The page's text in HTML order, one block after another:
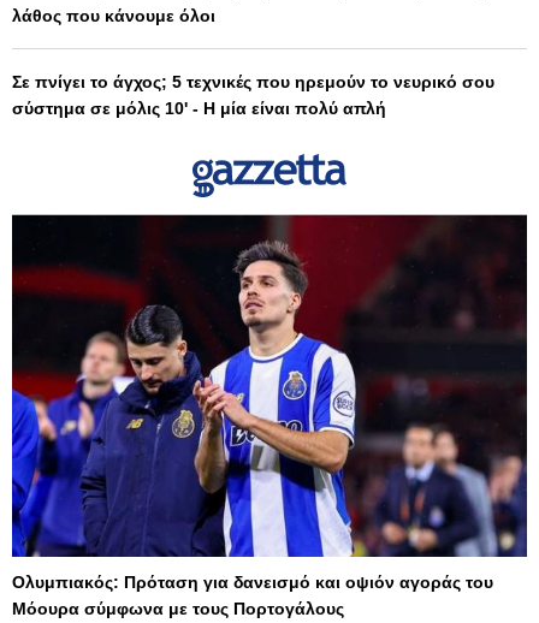
λάθος που κάνουμε όλοι
Σε πνίγει το άγχος; 5 τεχνικές που ηρεμούν το νευρικό σου
σύστημα σε μόλις 10' - Η μία είναι πολύ απλή
Ολυμπιακός: Πρόταση για δανεισμό και οψιόν αγοράς του
Μόουρα σύμφωνα με τους Πορτογάλους